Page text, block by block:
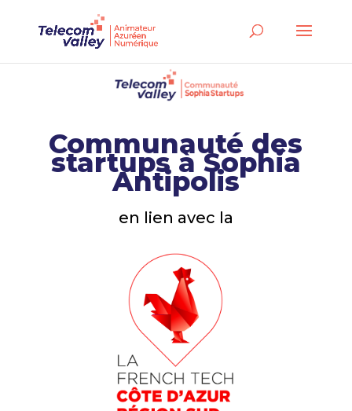
Communauté des
startups à Sophia
Antipolis
en lien avec la